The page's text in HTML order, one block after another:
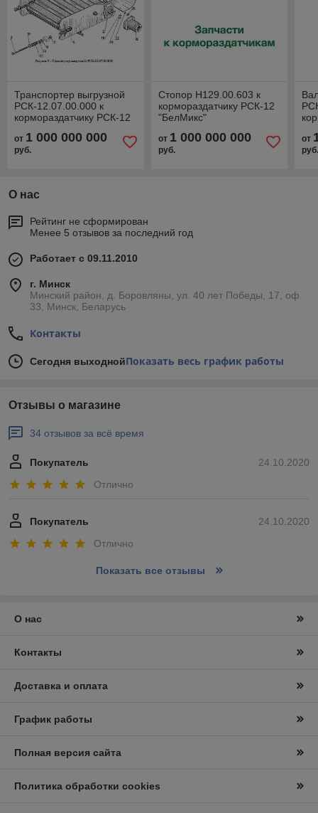
Транспортер выгрузной
РСК-12.07.00.000 к
кормораздатчику РСК-12
от 1 000 000 000
руб.
Стопор Н129.00.603 к
кормораздатчику РСК-12
"БелМикс"
от 1 000 000 000
руб.
от
О нас
Рейтинг не сформирован
Менее 5 отзывов за последний год
Работает с 09.11.2010
г. Минск
Минский район, д. Боровляны, ул. 40 лет Победы, 17, оф.
33, Минск, Беларусь
Контакты
Сегодня выходнойПоказать весь график работы
Отзывы о магазине
34 отзывов за всё время
24.10.2020
Покупатель
Отлично
24.10.2020
Покупатель
Отлично
Показать все отзывы
О нас
Контакты
Доставка и оплата
График работы
Полная версия сайта
Политика обработки cookies